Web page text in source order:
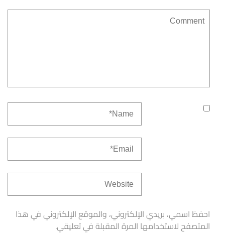
احفظ اسمي، بريدي الإلكتروني، والموقع الإلكتروني في هذا
المتصفح لاستخدامها المرة المقبلة في تعليقي.